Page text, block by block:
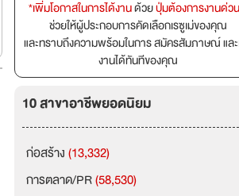
*เพิ่มโอกาสในการได้งานด้วยปุ่มต้องการงานด่วน
ช่วยให้ผู้ประกอบการคัดเลือกเรซูเม่ของคุณ
และทราบถึงความพร้อมในการ สมัครสัมภาษณ์ และ
งานได้ทันทีของคุณ
10 สาขาอาชีพยอดนิยม
ก่อสร้าง(13,332)
การตลาด/PR(58,530)